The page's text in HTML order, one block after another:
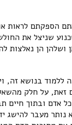
הספקתם לראות
שניצל את
הן נאלצות
ללמוד בנושא זה,
זאת, על חלק
אדם ובתוך חיים
נותר מעבר להישג